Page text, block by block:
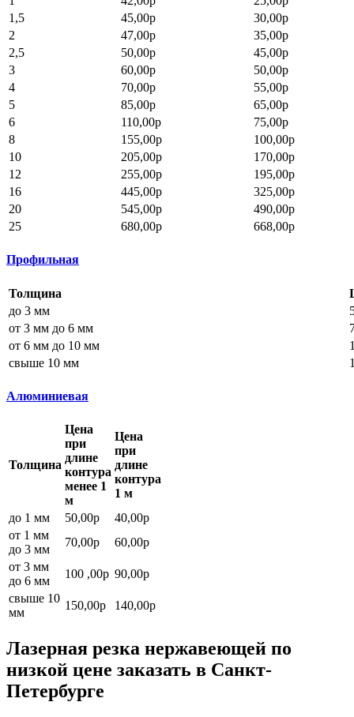
1,5
45,00р
30,00р
2
47,00р
35,00р
2,5
50,00р
45,00р
3
60,00р
50,00р
4
70,00р
55,00р
5
85,00р
65,00р
6
110,00р
75,00р
8
155,00р
100,00р
10
205,00р
170,00р
12
255,00р
195,00р
16
445,00р
325,00р
20
545,00р
490,00р
25
680,00р 668,00р
Профильная
Толщина
до 3 мм
от 3 мм до 6 мм
от 6 мм до 10 мм
свыше 10 мм
Алюминиевая
Толщина
Цена
при
длине
контура
менее 1
м
Цена
при
длине
контура
1 м
до 1 мм
50,00р
40,00р
от 1 мм
до 3 мм
70,00р
60,00р
от 3 мм
до 6 мм
100 ,00р 90,00р
свыше 10
мм
150,00р 140,00р
Лазерная резка нержавеющей по
низкой цене заказать в Санкт-
Петербурге